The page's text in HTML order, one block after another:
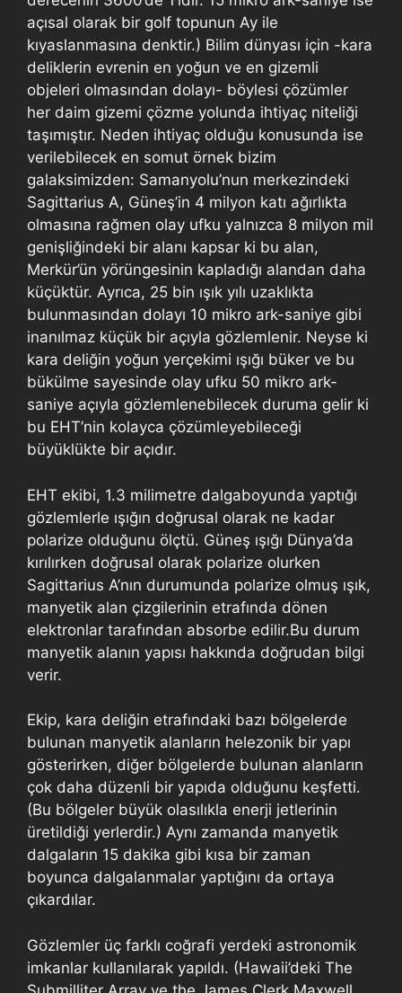
açısal olarak bir golf topunun Ay ile
kıyaslanmasına denktir.) Bilim dünyası için -kara
deliklerin evrenin en yoğun ve en gizemli
objeleri olmasından dolayı- böylesi çözümler
her daim gizemi çözme yolunda ihtiyaç niteliği
taşımıştır. Neden ihtiyaç olduğu konusunda ise
verilebilecek en somut örnek bizim
galaksimizden: Samanyolu’nun merkezindeki
Sagittarius A, Güneş’in 4 milyon katı ağırlıkta
olmasına rağmen olay ufku yalnızca 8 milyon mil
genişliğindeki bir alanı kapsar ki bu alan,
Merkür’ün yörüngesinin kapladığı alandan daha
küçüktür. Ayrıca, 25 bin ışık yılı uzaklıkta
bulunmasından dolayı 10 mikro ark-saniye gibi
inanılmaz küçük bir açıyla gözlemlenir. Neyse ki
kara deliğin yoğun yerçekimi ışığı büker ve bu
bükülme sayesinde olay ufku 50 mikro ark-
saniye açıyla gözlemlenebilecek duruma gelir ki
bu EHT’nin kolayca çözümleyebileceği
büyüklükte bir açıdır.
EHT ekibi, 1.3 milimetre dalgaboyunda yaptığı
gözlemlerle ışığın doğrusal olarak ne kadar
polarize olduğunu ölçtü. Güneş ışığı Dünya’da
kırılırken doğrusal olarak polarize olurken
Sagittarius A’nın durumunda polarize olmuş ışık,
manyetik alan çizgilerinin etrafında dönen
elektronlar tarafından absorbe edilir.Bu durum
manyetik alanın yapısı hakkında doğrudan bilgi
verir.
Ekip, kara deliğin etrafındaki bazı bölgelerde
bulunan manyetik alanların helezonik bir yapı
gösterirken, diğer bölgelerde bulunan alanların
çok daha düzenli bir yapıda olduğunu keşfetti.
(Bu bölgeler büyük olasılıkla enerji jetlerinin
üretildiği yerlerdir.) Aynı zamanda manyetik
dalgaların 15 dakika gibi kısa bir zaman
boyunca dalgalanmalar yaptığını da ortaya
çıkardılar.
Gözlemler üç farklı coğrafi yerdeki astronomik
imkanlar kullanılarak yapıldı. (Hawaii’deki The